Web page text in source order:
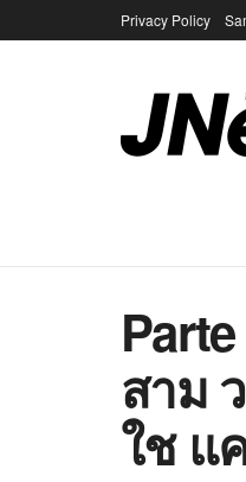
Privacy Policy
สาม
ใช แ